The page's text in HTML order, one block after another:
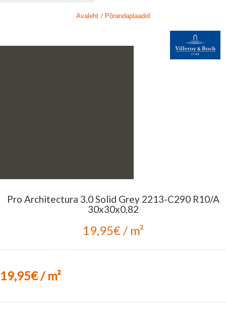
Avaleht / Põrandaplaadid
Pro Architectura 3.0 Solid Grey 2213-C290 R10/A
30x30x0,82
19,95€ / m²
19,95€ / m²